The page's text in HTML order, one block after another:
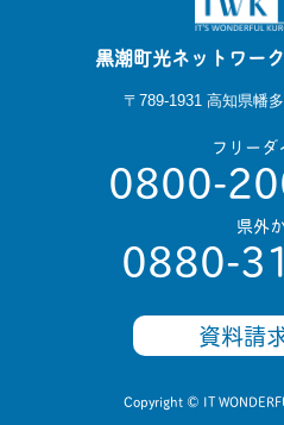
黒潮町光ネットワー
〒789-1931 高知県幡
フリーダ
0800-
県外
0880-
資料請
Copyright © IT